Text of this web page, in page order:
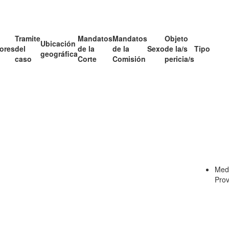
Tramite
del
caso
Ubicación
geográfica
Mandatos
de la
Corte
Mandatos
de la
Comisión
Sexo
Objeto
de la/s
pericia/s
Tipo